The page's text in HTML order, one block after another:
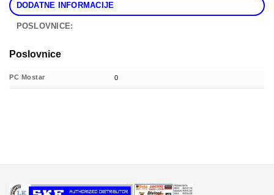
DODATNE INFORMACIJE
POSLOVNICE:
Poslovnice
PC Mostar 0